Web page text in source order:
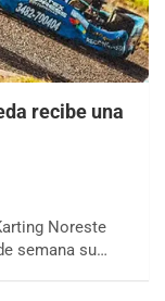
recibe una
Noreste
semana su…